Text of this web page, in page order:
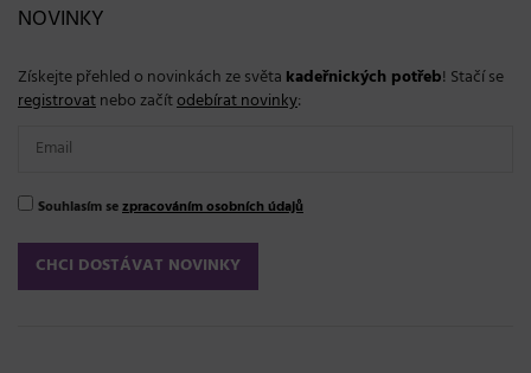
NOVINKY
Získejte přehled o novinkách ze světa kadeřnických potřeb! Stačí se
registrovatnebo začítodebírat novinky:
Souhlasím sezpracováním osobních údajů